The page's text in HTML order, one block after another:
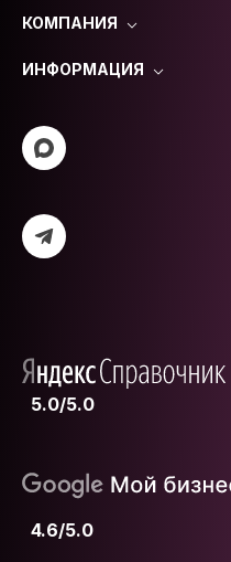
КОМПАНИЯ
ИНФОРМАЦИЯ
5.0/5.0
4.6/5.0